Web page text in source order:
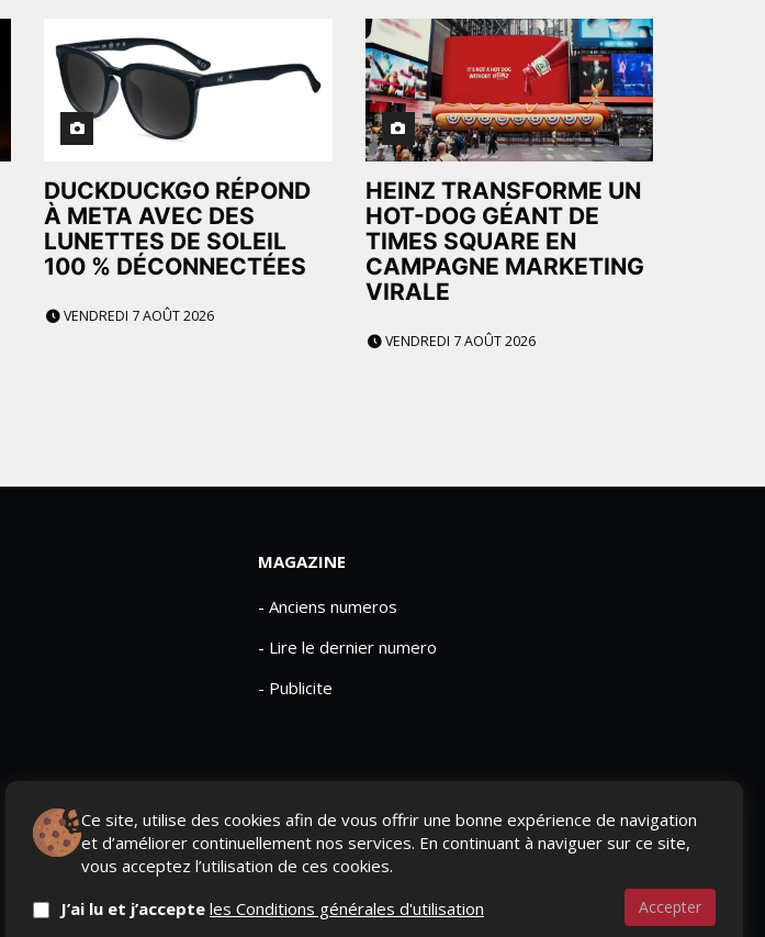
DUCKDUCKGO RÉPOND
À META AVEC DES
LUNETTES DE SOLEIL
100 % DÉCONNECTÉES
VENDREDI 7 AOÛT 2026
HEINZ TRANSFORME UN
HOT-DOG GÉANT DE
TIMES SQUARE EN
CAMPAGNE MARKETING
VIRALE
VENDREDI 7 AOÛT 2026
Ce site, utilise des cookies afin de vous offrir une bonne expérience de navigation
et d’améliorer continuellement nos services. En continuant à naviguer sur ce site,
vous acceptez l’utilisation de ces cookies.
J’ai lu et j’accepte les Conditions générales d'utilisation Accepter
MAGAZINE
- Anciens numeros
- Lire le dernier numero
- Publicite
MENTIONS LÉGALES